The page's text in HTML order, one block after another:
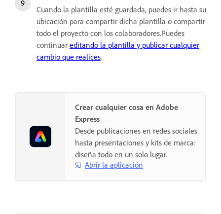
Cuando la plantilla esté guardada, puedes ir hasta su
ubicación para compartir dicha plantilla o compartir
todo el proyecto con los colaboradores.Puedes
continuar editando la plantilla y publicar cualquier
cambio que realices.
Crear cualquier cosa en Adobe
Express
Desde publicaciones en redes sociales
hasta presentaciones y kits de marca:
diseña todo en un solo lugar.
Abrir la aplicación